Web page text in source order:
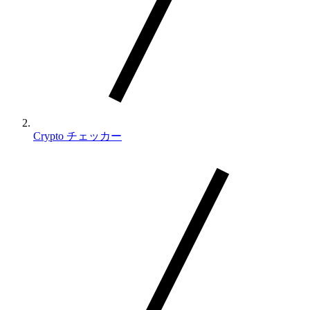
Crypto チェッカー